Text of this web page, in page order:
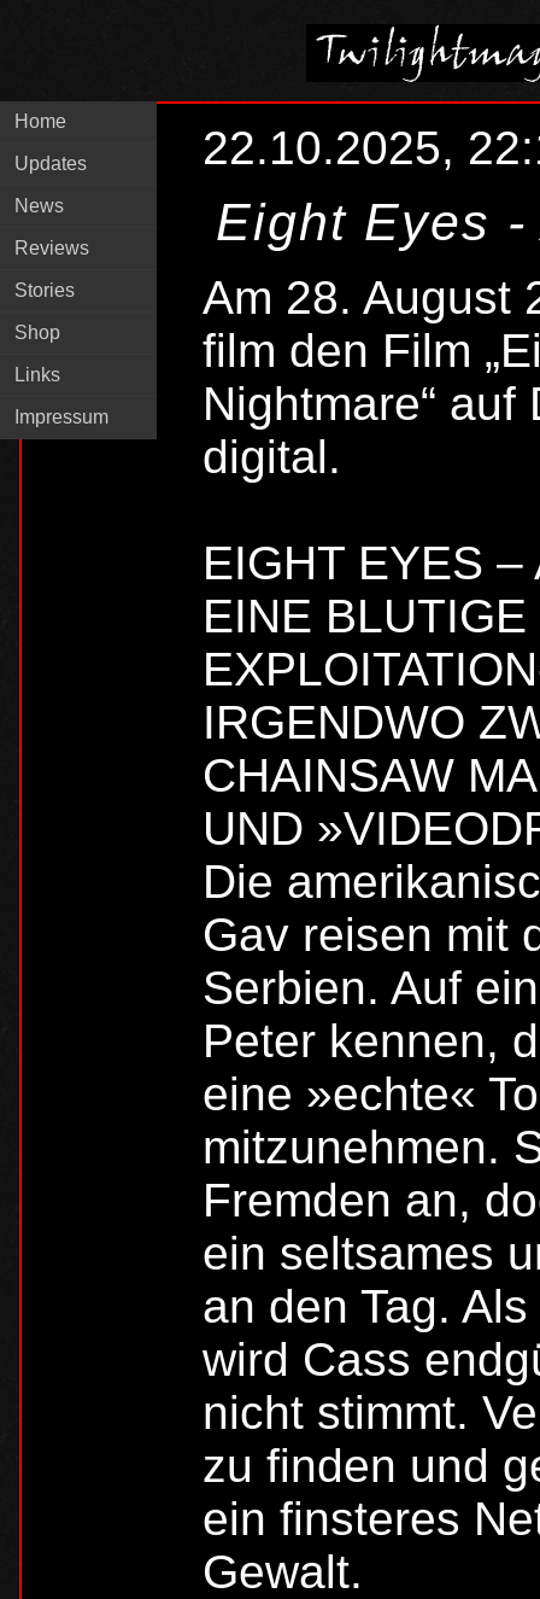
Home
Updates
News
Reviews
Stories
Shop
Links
Impressum
22.10.2025,
Eight Eyes
Am 28. August
film den Film
Nightmare“
digital.
EIGHT EYES
EINE
IRGENDWO
CHAINSAW
UND
Die
Gav reisen mit
Serbien. Auf
Peter kennen,
eine »echte«
mitzunehmen.
Fremden an,
ein seltsames
an den Tag.
wird Cass
nicht stimmt.
zu finden und
ein finsteres
Gewalt.